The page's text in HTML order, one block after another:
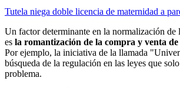
Tutela niega doble licencia de maternidad a
Un factor determinante en la normalización
es la romantización de la compra y venta
Por ejemplo, la iniciativa de la llamada
búsqueda de la regulación en las leyes que
problema.